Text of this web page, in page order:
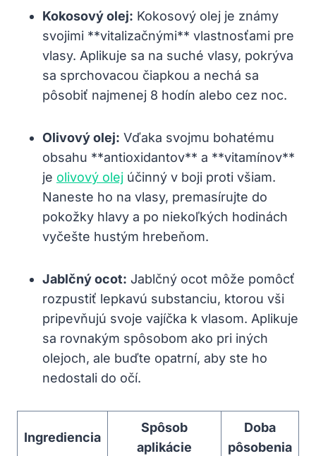
Kokosový olej: Kokosový olej je známy
svojimi **vitalizačnými** vlastnosťami pre
vlasy. Aplikuje sa na suché vlasy, pokrýva
sa sprchovacou čiapkou a nechá sa
pôsobiť najmenej 8 hodín alebo cez noc.
Olivový olej: Vďaka svojmu bohatému
obsahu **antioxidantov** a **vitamínov**
je olivový olej účinný v boji proti všiam.
Naneste ho na vlasy, premasírujte do
pokožky hlavy a po niekoľkých hodinách
vyčešte hustým hrebeňom.
Jablčný ocot: Jablčný ocot môže pomôcť
rozpustiť lepkavú substanciu, ktorou vši
pripevňujú svoje vajíčka k vlasom. Aplikuje
sa rovnakým spôsobom ako pri iných
olejoch, ale buďte opatrní, aby ste ho
nedostali do očí.
Ingrediencia
Spôsob
aplikácie
Doba
pôsobenia